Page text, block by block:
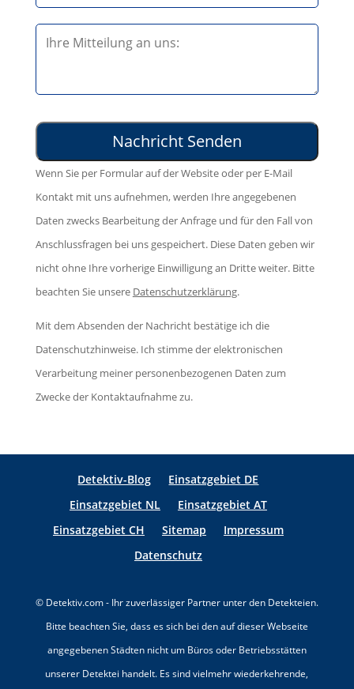
s
s
e
s
F
e
l
d
l
e
e
r
.
e
s
s
d
i
e
s
e
s
e
l
d
l
e
e
l
a
s
s
e
d
i
e
s
e
s
.
Wenn Sie per Formular auf der Website oder per E-Mail
Kontakt mit uns aufnehmen, werden Ihre angegebenen
Daten zwecks Bearbeitung der Anfrage und für den Fall von
Anschlussfragen bei uns gespeichert. Diese Daten geben wir
nicht ohne Ihre vorherige Einwilligung an Dritte weiter. Bitte
beachten Sie unsere Datenschutzerklärung.
Mit dem Absenden der Nachricht bestätige ich die
Datenschutzhinweise. Ich stimme der elektronischen
Verarbeitung meiner personenbezogenen Daten zum
Zwecke der Kontaktaufnahme zu.
Detektiv-Blog
Einsatzgebiet DE
Einsatzgebiet NL
Einsatzgebiet AT
Einsatzgebiet CH
Sitemap
Impressum
Datenschutz
© Detektiv.com - Ihr zuverlässiger Partner unter den Detekteien.
Bitte beachten Sie, dass es sich bei den auf dieser Webseite
angegebenen Städten nicht um Büros oder Betriebsstätten
unserer Detektei handelt. Es sind vielmehr wiederkehrende,